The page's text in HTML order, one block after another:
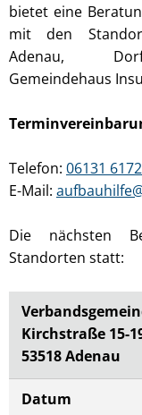
bietet eine
mit den
Adenau,
Gemeindehaus
Telefon: 06131
E-Mail:
Die nächsten
Standorten statt:
Kirchstraße 15-
53518 Adenau
Datum